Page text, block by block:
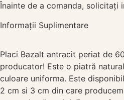
Înainte de a comanda, solicitați
Informații Suplimentare
Placi Bazalt antracit periat de
producator! Este o piatră
culoare uniforma. Este
2 cm si 3 cm din care